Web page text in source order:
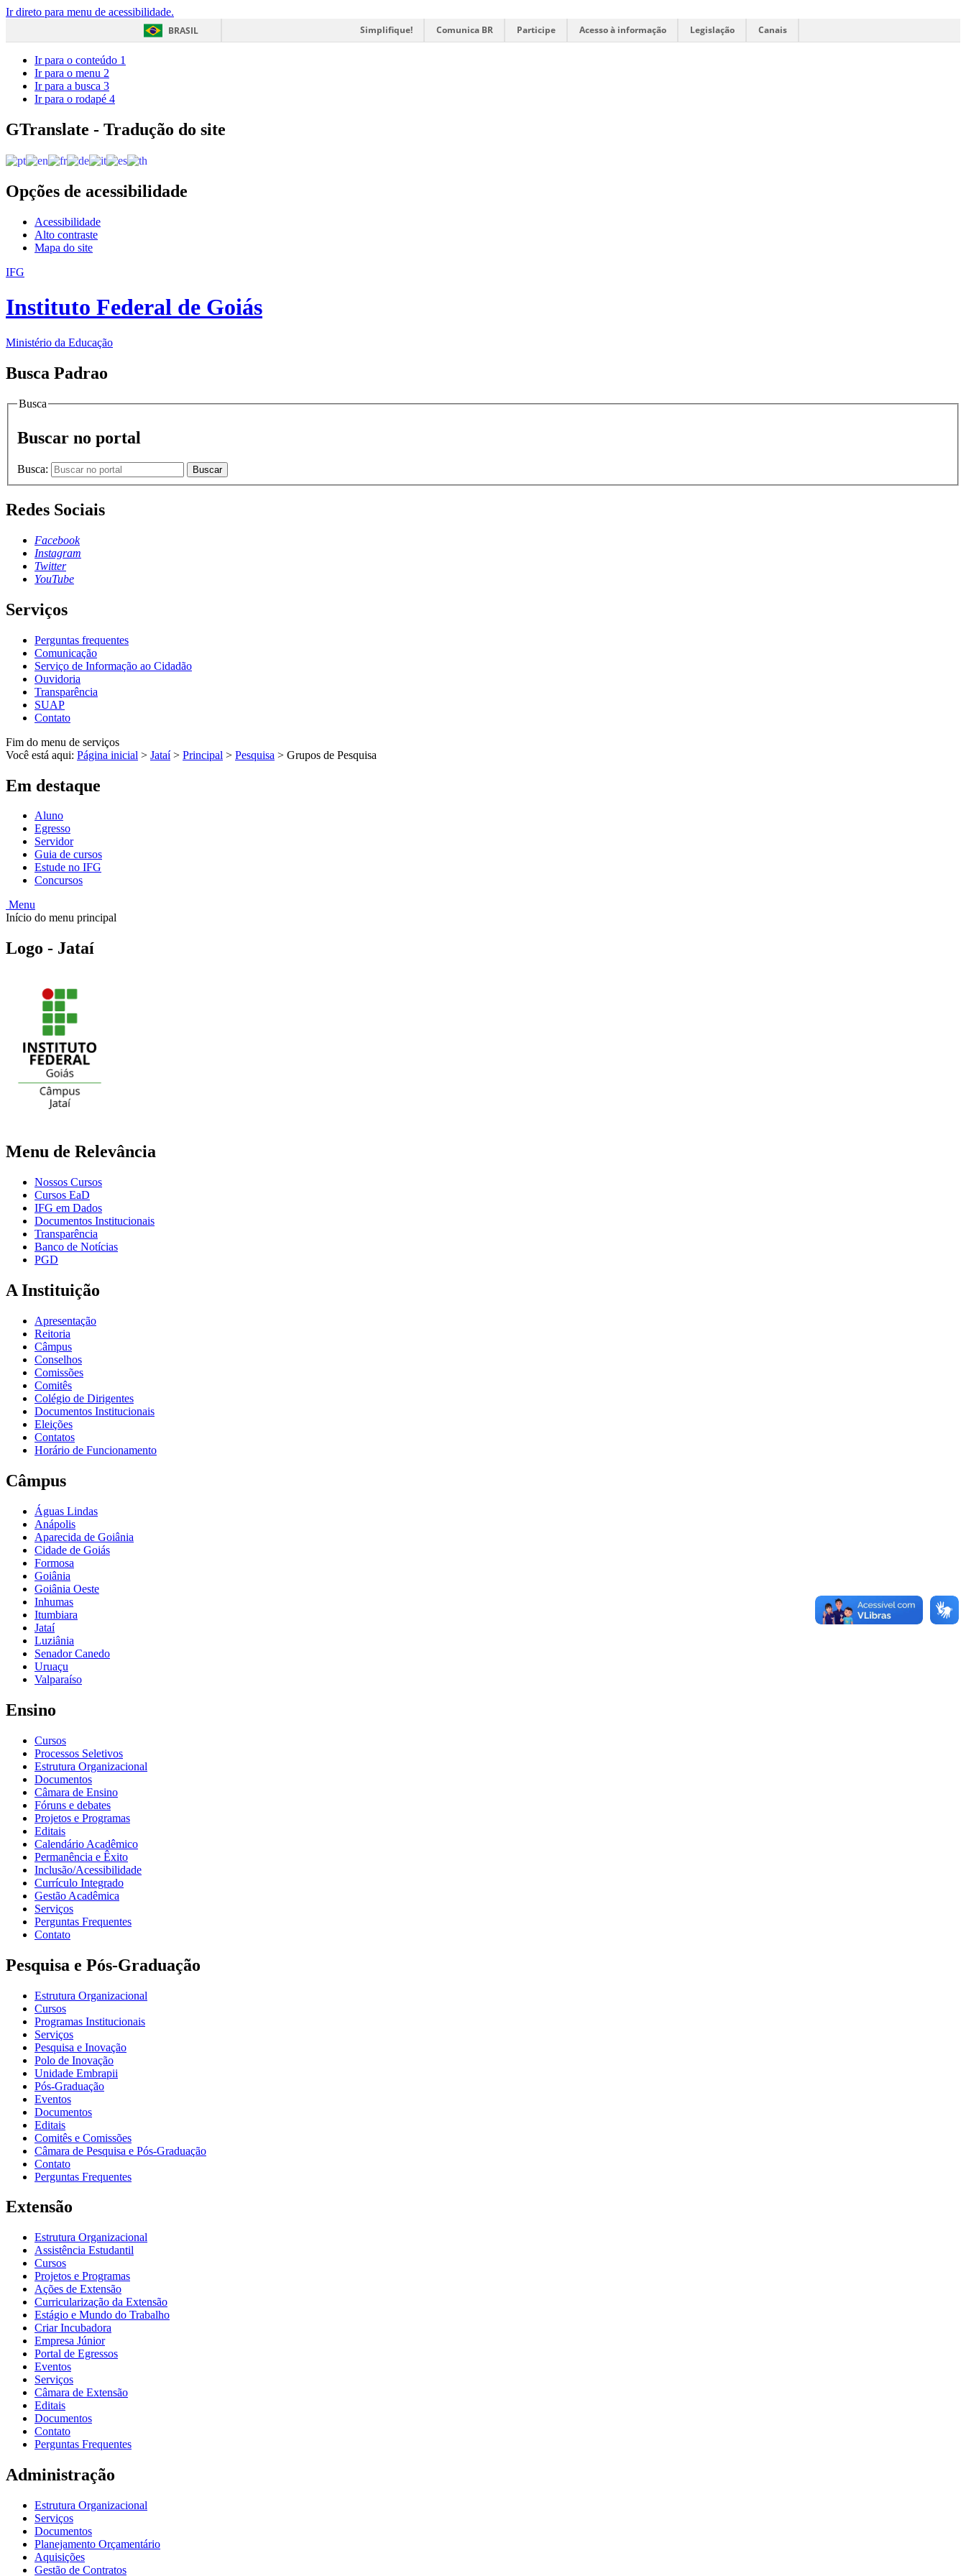
Ir direto para menu de acessibilidade.
BRASIL
Simplifique! Comunica BR Participe Acesso à informação Legislação Canais
Ir para o conteúdo 1
Ir para o menu 2
Ir para a busca 3
Ir para o rodapé 4
GTranslate - Tradução do site
Opções de acessibilidade
Acessibilidade
Alto contraste
Mapa do site
IFG
Instituto Federal de Goiás
Ministério da Educação
Busca Padrao
Busca
Buscar no portal
Busca: Buscar
Redes Sociais
Facebook
Instagram
Twitter
YouTube
Serviços
Perguntas frequentes
Comunicação
Serviço de Informação ao Cidadão
Ouvidoria
Transparência
SUAP
Contato
Fim do menu de serviços
Você está aqui: Página inicial > Jataí > Principal > Pesquisa > Grupos de Pesquisa
Em destaque
Aluno
Egresso
Servidor
Guia de cursos
Estude no IFG
Concursos
Menu
Início do menu principal
Logo - Jataí
Menu de Relevância
Nossos Cursos
Cursos EaD
IFG em Dados
Documentos Institucionais
Transparência
Banco de Notícias
PGD
A Instituição
Apresentação
Reitoria
Câmpus
Conselhos
Comissões
Comitês
Colégio de Dirigentes
Documentos Institucionais
Eleições
Contatos
Horário de Funcionamento
Câmpus
Águas Lindas
Anápolis
Aparecida de Goiânia
Cidade de Goiás
Formosa
Goiânia
Goiânia Oeste
Inhumas
Itumbiara
Jataí
Luziânia
Senador Canedo
Uruaçu
Valparaíso
Ensino
Cursos
Processos Seletivos
Estrutura Organizacional
Documentos
Câmara de Ensino
Fóruns e debates
Projetos e Programas
Editais
Calendário Acadêmico
Permanência e Êxito
Inclusão/Acessibilidade
Currículo Integrado
Gestão Acadêmica
Serviços
Perguntas Frequentes
Contato
Pesquisa e Pós-Graduação
Estrutura Organizacional
Cursos
Programas Institucionais
Serviços
Pesquisa e Inovação
Polo de Inovação
Unidade Embrapii
Pós-Graduação
Eventos
Documentos
Editais
Comitês e Comissões
Câmara de Pesquisa e Pós-Graduação
Contato
Perguntas Frequentes
Extensão
Estrutura Organizacional
Assistência Estudantil
Cursos
Projetos e Programas
Ações de Extensão
Curricularização da Extensão
Estágio e Mundo do Trabalho
Criar Incubadora
Empresa Júnior
Portal de Egressos
Eventos
Serviços
Câmara de Extensão
Editais
Documentos
Contato
Perguntas Frequentes
Administração
Estrutura Organizacional
Serviços
Documentos
Planejamento Orçamentário
Aquisições
Gestão de Contratos